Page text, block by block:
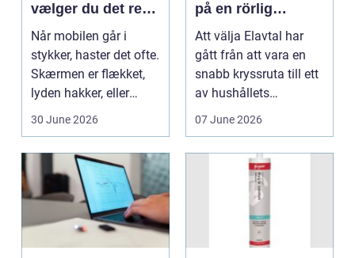
vælger du det rette
værksted
Når mobilen går i
stykker, haster det ofte.
Skærmen er flækket,
lyden hakker, eller
batteriet løber ...
30 June 2026
på en rörlig
elmarknad
Att välja Elavtal har
gått från att vara en
snabb kryssruta till ett
av hushållets
viktigaste ekonom...
07 June 2026